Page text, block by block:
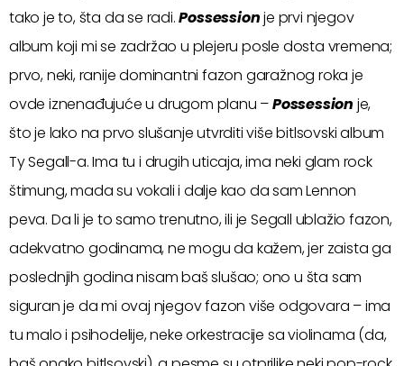
tako je to, šta da se radi.Possessionje prvi njegov
album koji mi se zadržao u plejeru posle dosta vremena;
prvo, neki, ranije dominantni fazon garažnog roka je
ovde iznenađujuće u drugom planu –Possession je,
što je lako na prvo slušanje utvrditi više bitlsovski album
Ty Segall-a. Ima tu i drugih uticaja, ima neki glam rock
štimung, mada su vokali i dalje kao da sam Lennon
peva. Da li je to samo trenutno, ili je Segall ublažio fazon,
adekvatno godinama, ne mogu da kažem, jer zaista ga
poslednjih godina nisam baš slušao; ono u šta sam
siguran je da mi ovaj njegov fazon više odgovara – ima
tu malo i psihodelije, neke orkestracije sa violinama (da,